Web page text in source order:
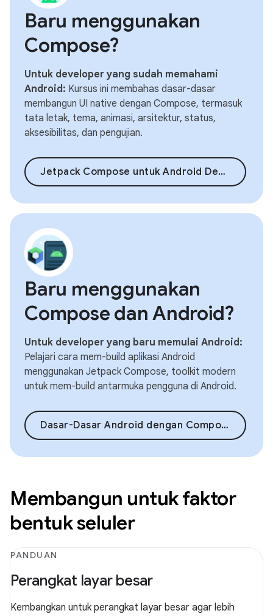
Baru menggunakan
Compose?
Untuk developer yang sudah memahami
Android: Kursus ini membahas dasar-dasar
membangun UI native dengan Compose, termasuk
tata letak, tema, animasi, arsitektur, status,
aksesibilitas, dan pengujian.
Jetpack Compose untuk Android Developers
Baru menggunakan
Compose dan Android?
Untuk developer yang baru memulai Android:
Pelajari cara mem-build aplikasi Android
menggunakan Jetpack Compose, toolkit modern
untuk mem-build antarmuka pengguna di Android.
Dasar-Dasar Android dengan Compose
Membangun untuk faktor
bentuk seluler
PANDUAN
Perangkat layar besar
Kembangkan untuk perangkat layar besar agar lebih